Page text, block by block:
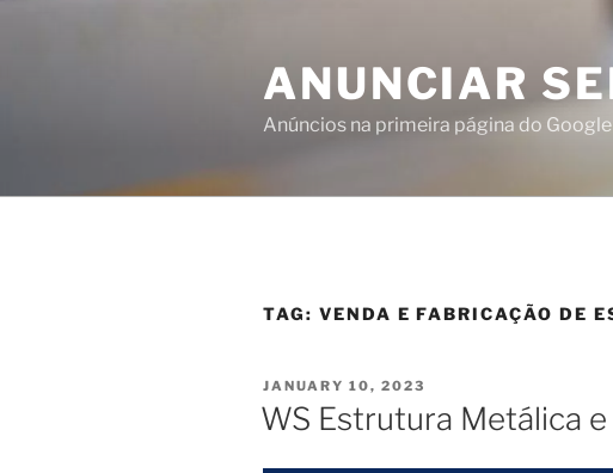
ANUNCIAR
Anúncios na primeira página do Google
TAG: VENDA E FABRICAÇÃO DE
JANUARY 10, 2023
WS Estrutura Metálica